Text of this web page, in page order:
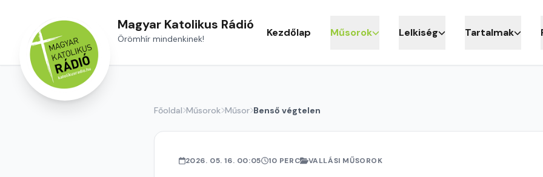
Magyar Katolikus Rádió
Örömhír mindenkinek! Kezdőlap Műsorok Lelkiség Tartalmak
Főoldal Műsorok Műsor Benső végtelen
2026. 05. 16. 00:05 10 PERC VALLÁSI MŰSOROK